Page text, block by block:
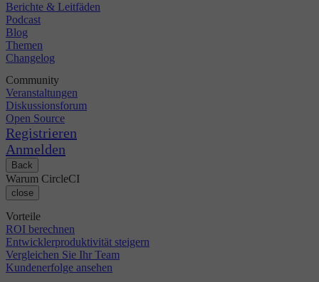
Berichte & Leitfäden
Podcast
Blog
Themen
Changelog
Community
Veranstaltungen
Diskussionsforum
Open Source
Registrieren
Anmelden
Back
Warum CircleCI
close
Vorteile
ROI berechnen
Entwicklerproduktivität steigern
Vergleichen Sie Ihr Team
Kundenerfolge ansehen